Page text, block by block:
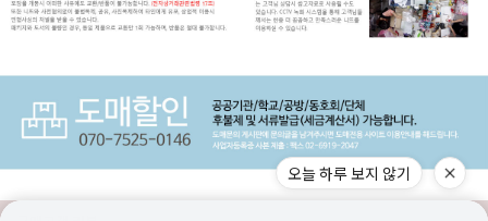
오늘 하루 보지 않기